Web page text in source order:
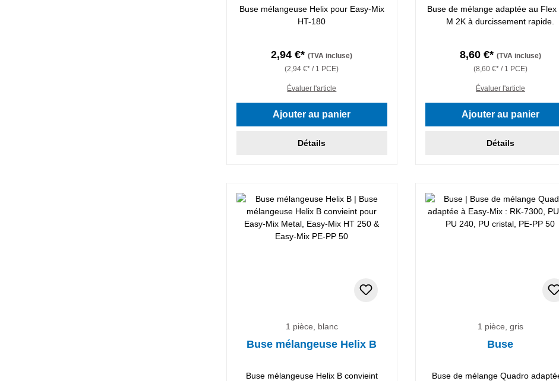
Buse mélangeuse Helix pour Easy-Mix
HT-180
2,94 €*(TVA incluse)
(2,94 €* / 1 PCE)
Évaluer l'article
Ajouter au panier
Détails
Buse de mélange adaptée au Flex
M 2K à durcissement rapide.
8,60 €* (TVA incluse)
(8,60 €* / 1 PCE)
Évaluer l'article
Ajouter au panier
Détails
1 pièce, blanc
Buse mélangeuse Helix B
Buse mélangeuse Helix B convieint
1 pièce, gris
Buse
Buse de mélange Quadro